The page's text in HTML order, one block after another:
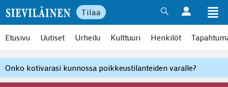
Tilaa
Etusivu Uutiset Urheilu Kulttuuri Henkilöt
Onko kotivarasi kunnossa poikkeustilanteiden varalle?